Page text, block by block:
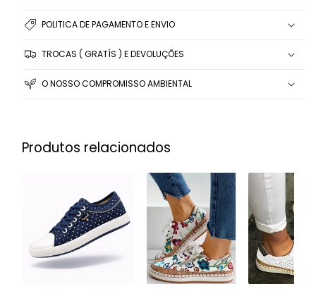
POLITICA DE PAGAMENTO E ENVIO
TROCAS ( GRATÍS ) E DEVOLUÇÕES
O NOSSO COMPROMISSO AMBIENTAL
Produtos relacionados